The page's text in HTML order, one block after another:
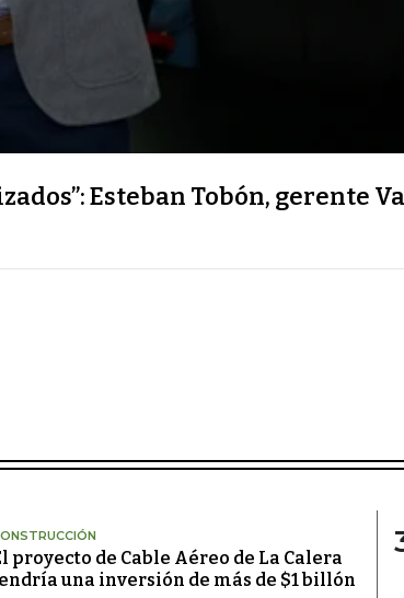
Esteban Tobón, gerente
proyecto de Cable Aéreo de La Calera
una inversión de más de $1 billón